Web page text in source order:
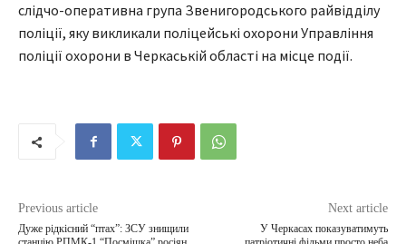
слідчо-оперативна група Звенигородського райвідділу
поліції, яку викликали поліцейські охорони Управління
поліції охорони в Черкаській області на місце події.
Previous article
Дуже рідкісний “птах”: ЗСУ знищили
Next article
У Черкасах показуватимуть